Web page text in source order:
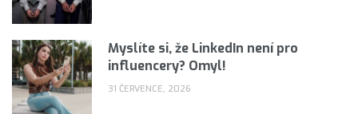
Myslíte si, že LinkedIn není pro
influencery? Omyl!
31 ČERVENCE, 2026